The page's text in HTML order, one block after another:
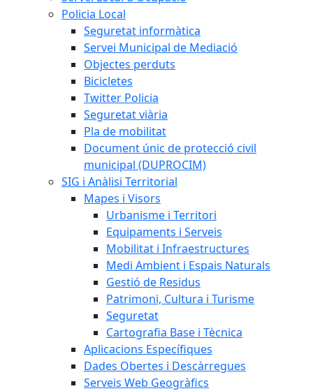
Policia Local
Seguretat informàtica
Servei Municipal de Mediació
Objectes perduts
Bicicletes
Twitter Policia
Seguretat viària
Pla de mobilitat
Document únic de protecció civil
municipal (DUPROCIM)
SIG i Anàlisi Territorial
Mapes i Visors
Urbanisme i Territori
Equipaments i Serveis
Mobilitat i Infraestructures
Medi Ambient i Espais Naturals
Gestió de Residus
Patrimoni, Cultura i Turisme
Seguretat
Cartografia Base i Tècnica
Aplicacions Específiques
Dades Obertes i Descàrregues
Serveis Web Geogràfics